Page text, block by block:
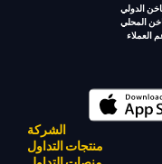
الشركة
الامتثال التنظيمي
منتجات التداول